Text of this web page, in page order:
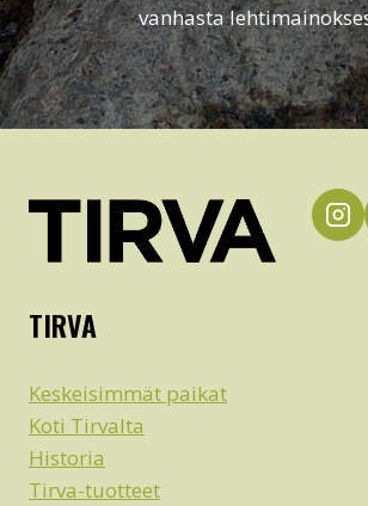
vanhasta
TIRVA
Keskeisimmät paikat
Koti Tirvalta
Historia
Tirva-tuotteet